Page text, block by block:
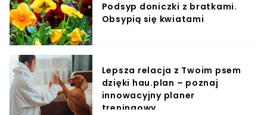
Podsyp doniczki z bratkami.
Obsypią się kwiatami
Lepsza relacja z Twoim psem
dzięki hau.plan – poznaj
innowacyjny planer
treningowy